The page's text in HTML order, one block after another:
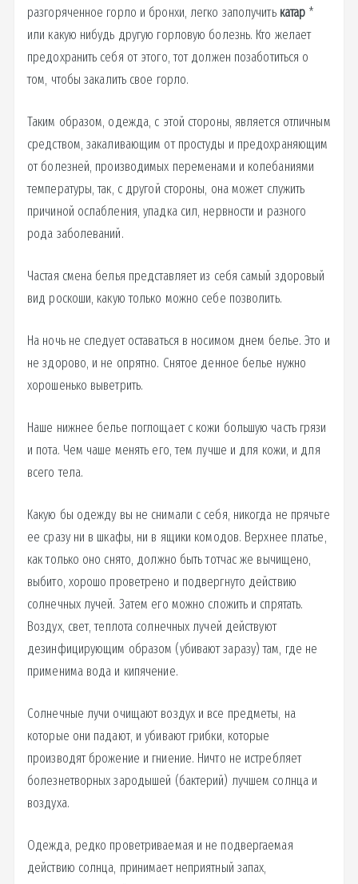
разгоряченное горло и бронхи, легко заполучить катар *
или какую нибудь другую горловую болезнь. Кто желает
предохранить себя от этого, тот должен позаботиться о
том, чтобы закалить свое горло.
Таким образом, одежда, с этой стороны, является отличным
средством, закаливающим от простуды и предохраняющим
от болезней, производимых переменами и колебаниями
температуры, так, с другой стороны, она может служить
причиной ослабления, упадка сил, нервности и разного
рода заболеваний.
Частая смена белья представляет из себя самый здоровый
вид роскоши, какую только можно себе позволить.
На ночь не следует оставаться в носимом днем белье. Это и
не здорово, и не опрятно. Снятое денное белье нужно
хорошенько выветрить.
Наше нижнее белье поглощает с кожи большую часть грязи
и пота. Чем чаше менять его, тем лучше и для кожи, и для
всего тела.
Какую бы одежду вы не снимали с себя, никогда не прячьте
ее сразу ни в шкафы, ни в ящики комодов. Верхнее платье,
как только оно снято, должно быть тотчас же вычищено,
выбито, хорошо проветрено и подвергнуто действию
солнечных лучей. Затем его можно сложить и спрятать.
Воздух, свет, теплота солнечных лучей действуют
дезинфицирующим образом (убивают заразу) там, где не
применима вода и кипячение.
Солнечные лучи очищают воздух и все предметы, на
которые они падают, и убивают грибки, которые
производят брожение и гниение. Ничто не истребляет
болезнетворных зародышей (бактерий) лучшем солнца и
воздуха.
Одежда, редко проветриваемая и не подвергаемая
действию солнца, принимает неприятный запах,